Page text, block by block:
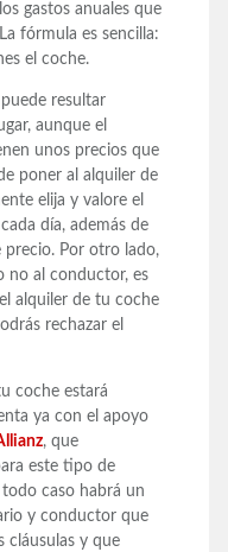
gastos anuales que
fórmula es sencilla:
el coche.
resultar
aunque el
unos precios que
poner al alquiler de
elija y valore el
día, además de
precio. Por otro lado,
no al conductor, es
alquiler de tu coche
rechazar el
coche estará
ya con el apoyo
, que
este tipo de
caso habrá un
y conductor que
cláusulas y que